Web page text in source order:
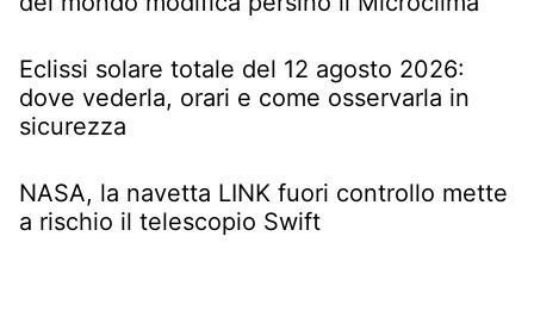
Eclissi solare totale del 12 agosto 2026:
dove vederla, orari e come osservarla in
sicurezza
NASA, la navetta LINK fuori controllo mette
a rischio il telescopio Swift